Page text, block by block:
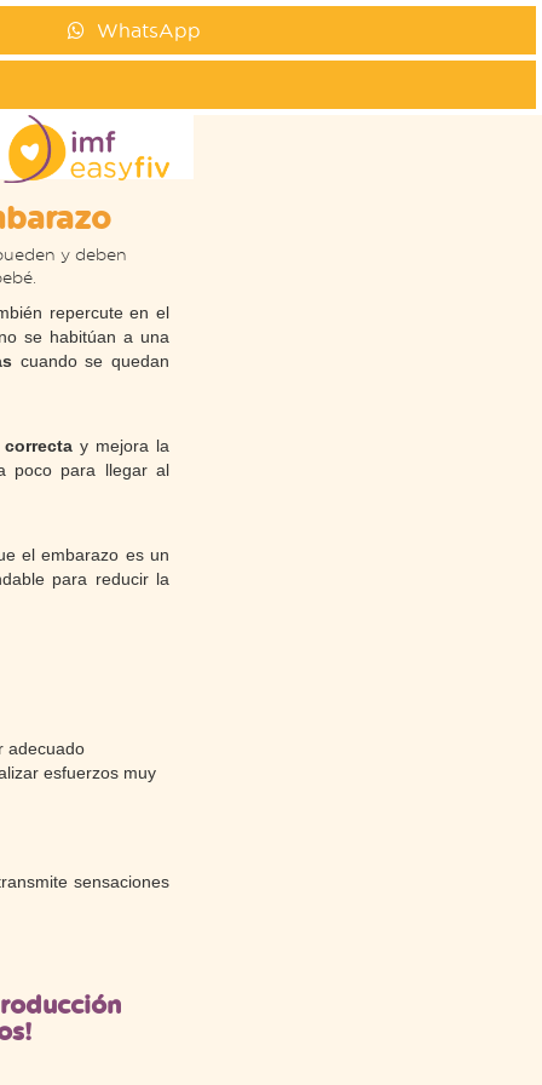
WhatsApp
y deben
repercute en el
se habitúan a una
cuando se quedan
y mejora la
poco para llegar al
el embarazo es un
para reducir la
adecuado
esfuerzos muy
sensaciones